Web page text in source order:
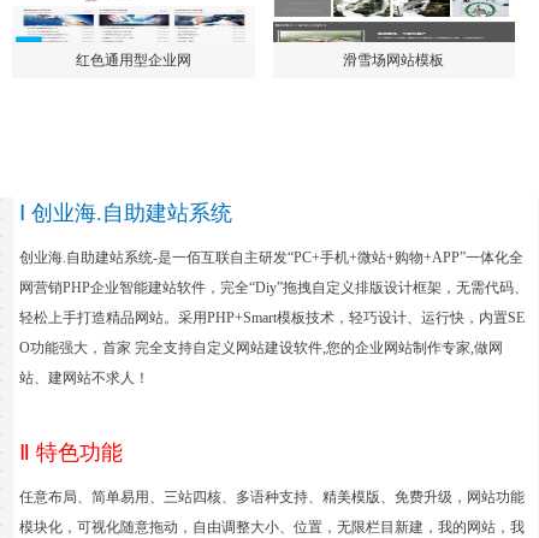
Ⅰ 创业海.自助建站系统
创业海.自助建站系统-是一佰互联自主研发“PC+手机+微站+购物+APP”一体化全
网营销PHP企业智能建站软件，完全“Diy”拖拽自定义排版设计框架，无需代码、
轻松上手打造精品网站。采用PHP+Smart模板技术，轻巧设计、运行快，内置SE
O功能强大，首家 完全支持自定义网站建设软件,您的企业网站制作专家,做网
站、建网站不求人！
Ⅱ 特色功能
任意布局、简单易用、三站四核、多语种支持、精美模版、免费升级，网站功能
模块化，可视化随意拖动，自由调整大小、位置，无限栏目新建，我的网站，我
红色通用型企业网 滑雪场网站模板